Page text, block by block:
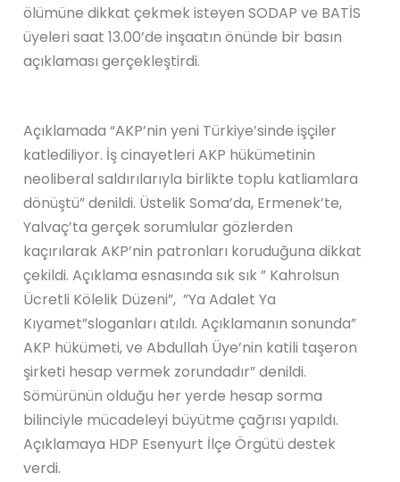
ölümüne dikkat çekmek isteyen SODAP ve BATİS
üyeleri saat 13.00’de inşaatın önünde bir basın
açıklaması gerçekleştirdi.
Açıklamada “AKP’nin yeni Türkiye’sinde işçiler
katlediliyor. İş cinayetleri AKP hükümetinin
neoliberal saldırılarıyla birlikte toplu katliamlara
dönüştü” denildi. Üstelik Soma’da, Ermenek’te,
Yalvaç’ta gerçek sorumlular gözlerden
kaçırılarak AKP’nin patronları koruduğuna dikkat
çekildi. Açıklama esnasında sık sık ” Kahrolsun
Ücretli Kölelik Düzeni”, ”Ya Adalet Ya
Kıyamet”sloganları atıldı. Açıklamanın sonunda”
AKP hükümeti, ve Abdullah Üye’nin katili taşeron
şirketi hesap vermek zorundadır” denildi.
Sömürünün olduğu her yerde hesap sorma
bilinciyle mücadeleyi büyütme çağrısı yapıldı.
Açıklamaya HDP Esenyurt İlçe Örgütü destek
verdi.